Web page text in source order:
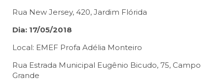
Rua New Jersey, 420, Jardim Flórida
Dia: 17/05/2018
Local: EMEF Profa Adélia Monteiro
Rua Estrada Municipal Eugênio Bicudo, 75, Campo
Grande